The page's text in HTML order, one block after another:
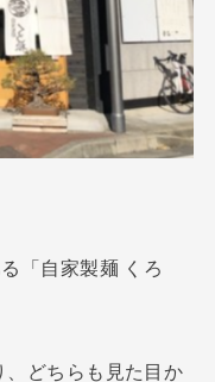
「自家製麺 くろ
、どちらも見た目か